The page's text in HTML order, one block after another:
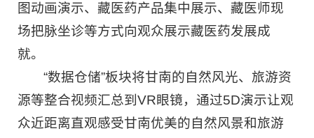
图动画演示、藏医药产品集中展示、藏医师现
场把脉坐诊等方式向观众展示藏医药发展成
就。
“数据仓储”板块将甘南的自然风光、旅游资
源等整合视频汇总到VR眼镜，通过5D演示让观
众近距离直观感受甘南优美的自然风景和旅游